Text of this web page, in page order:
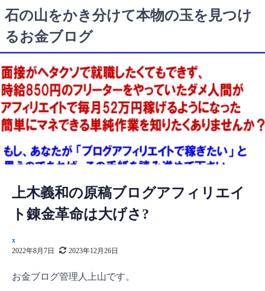
コ
ン
テ
へ
ス
キ
ッ
プ
石の山をかき分けて本物の玉を見つけ
るお金ブログ
上木義和の原稿ブログアフィリエイ
ト錬金革命は大げさ?
x
2022年8月7日
2023年12月26日
お金ブログ管理人上山です。